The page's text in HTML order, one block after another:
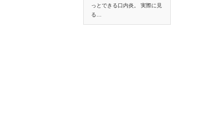
っとできる口内炎。 実際に見
る…